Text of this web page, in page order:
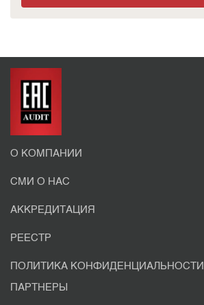
О КОМПАНИИ
СМИ О НАС
АККРЕДИТАЦИЯ
РЕЕСТР
ПОЛИТИКА КОНФИДЕНЦИАЛЬНОСТИ
ПАРТНЕРЫ